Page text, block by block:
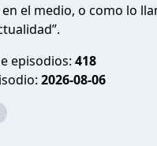
el medio, o como lo
episodios: 418
2026-08-06